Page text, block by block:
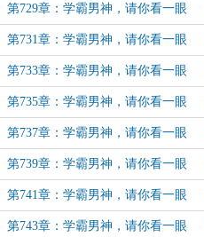
同班校花（11）
第729章：学霸男神，请你看一眼
同班校花（13）
第731章：学霸男神，请你看一眼
同班校花（15）
第733章：学霸男神，请你看一眼
同班校花（17）
第735章：学霸男神，请你看一眼
同班校花（19）
第737章：学霸男神，请你看一眼
同班校花（21）
第739章：学霸男神，请你看一眼
同班校花（23）
第741章：学霸男神，请你看一眼
同班校花（25）
第743章：学霸男神，请你看一眼